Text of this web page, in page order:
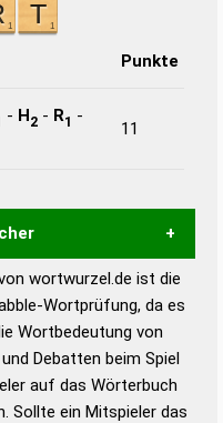
Punkte
- H2 - R1 -
11
semantischen
zu
Wortform, um die
Spiel zu
Scrabble-
wortwurzel.de ist die
Wortprüfung, da es
Wortbedeutung von
Debatten beim Spiel
auf das Wörterbuch
Sollte ein Mitspieler das